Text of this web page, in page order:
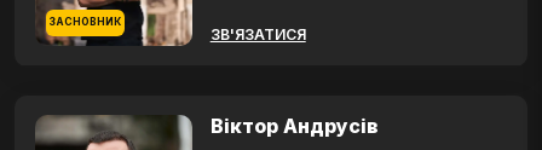
ЗАСНОВНИК
ЗВ'ЯЗАТИСЯ
Віктор Андрусів